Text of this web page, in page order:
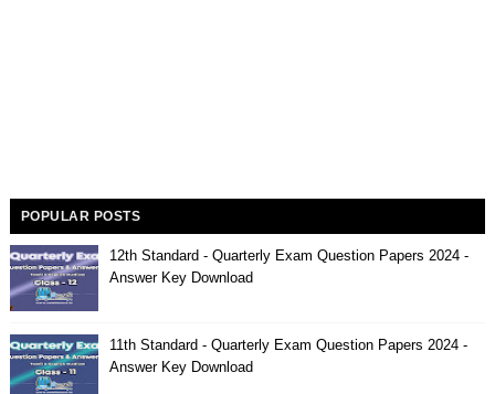
POPULAR POSTS
12th Standard - Quarterly Exam Question Papers 2024 -
Answer Key Download
11th Standard - Quarterly Exam Question Papers 2024 -
Answer Key Download